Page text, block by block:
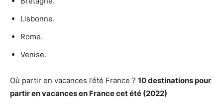
Lisbonne.
Rome.
Venise.
Où partir en vacances l’été France ? 10 destinations pour
partir en vacancesen Francecetété (2022)